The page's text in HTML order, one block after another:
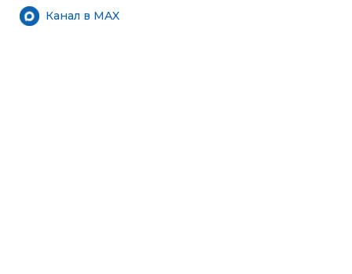
Канал в MAX